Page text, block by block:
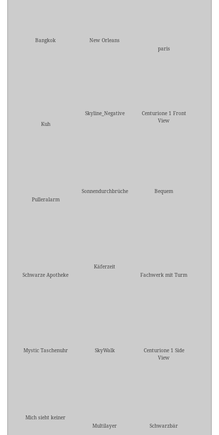
Bangkok
New Orleans
paris
Kuh
Skyline_Negative
Centurione 1 Front
View
Pulleralarm
Sonnendurchbrüche Bequem
Schwarze Apotheke
Käferzeit
Fachwerk mit Turm
Mystic Taschenuhr SkyWalk
Centurione 1 Side
View
Mich sieht keiner
Multilayer
Schwarzbär